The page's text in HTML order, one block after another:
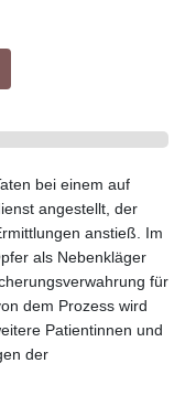
bei einem auf
angestellt, der
anstieß. Im
als Nebenkläger
für
dem Prozess wird
Patientinnen und
der